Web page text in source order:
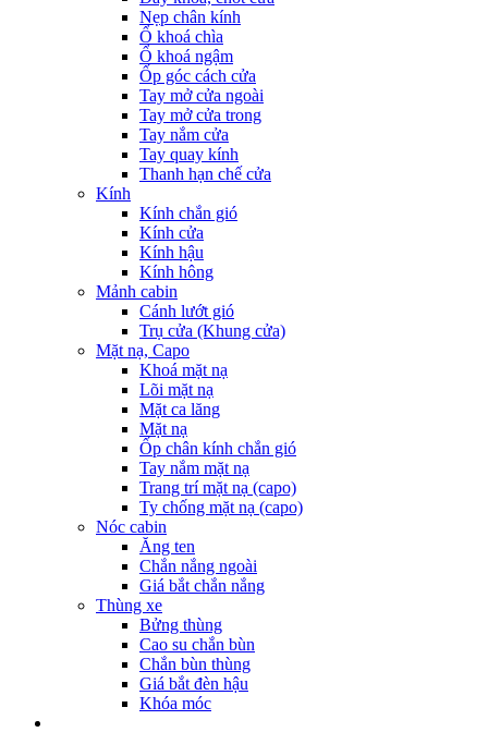
Nẹp chân kính
Ổ khoá chìa
Ổ khoá ngậm
Ốp góc cách cửa
Tay mở cửa ngoài
Tay mở cửa trong
Tay nắm cửa
Tay quay kính
Thanh hạn chế cửa
Kính
Kính chắn gió
Kính cửa
Kính hậu
Kính hông
Mảnh cabin
Cánh lướt gió
Trụ cửa (Khung cửa)
Mặt nạ, Capo
Khoá mặt nạ
Lõi mặt nạ
Mặt ca lăng
Mặt nạ
Ốp chân kính chắn gió
Tay nắm mặt nạ
Trang trí mặt nạ (capo)
Ty chống mặt nạ (capo)
Nóc cabin
Ăng ten
Chắn nắng ngoài
Giá bắt chắn nắng
Thùng xe
Bửng thùng
Cao su chắn bùn
Chắn bùn thùng
Giá bắt đèn hậu
Khóa móc